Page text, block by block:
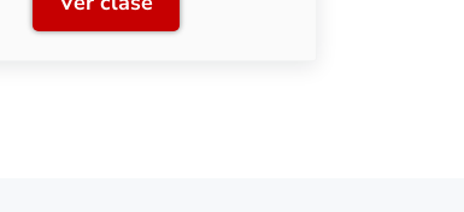
Clase 6: Agua en movimiento.